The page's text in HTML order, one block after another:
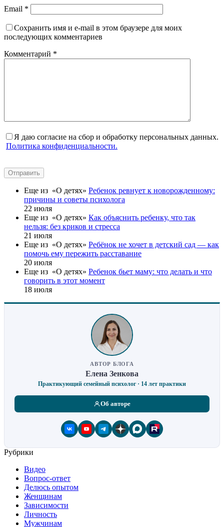
Email *
Сохранить имя и e-mail в этом браузере для моих
последующих комментариев
Комментарий *
Я даю согласие на сбор и обработку персональных данных.
Политика конфиденциальности.
Отправить
Еще из «О детях» Ребенок ревнует к новорожденному:
причины и советы психолога
22 июля
Еще из «О детях» Как объяснить ребенку, что так
нельзя: без криков и стресса
21 июля
Еще из «О детях» Ребёнок не хочет в детский сад — как
помочь ему пережить расставание
20 июля
Еще из «О детях» Ребенок бьет маму: что делать и что
говорить в этот момент
18 июля
АВТОР БЛОГА
Елена Зенкова
Практикующий семейный психолог · 14 лет практики
Об авторе
Рубрики
Видео
Вопрос-ответ
Делюсь опытом
Женщинам
Зависимости
Личность
Мужчинам